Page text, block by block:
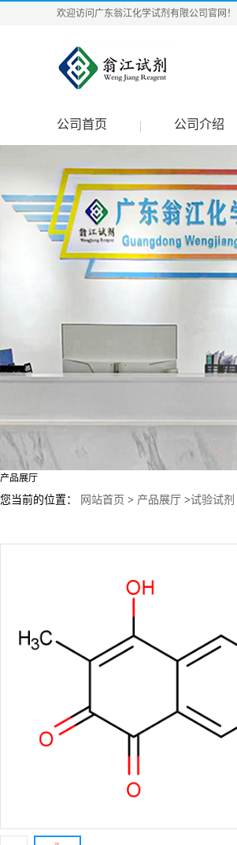
欢迎访问广东翁江化学试剂有限公司官网！
公司首页 公司介绍
产品展厅
您当前的位置： 网站首页 > 产品展厅 >试验试剂